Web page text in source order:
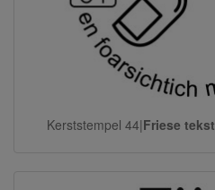
Kerststempel 44|Friese tekst